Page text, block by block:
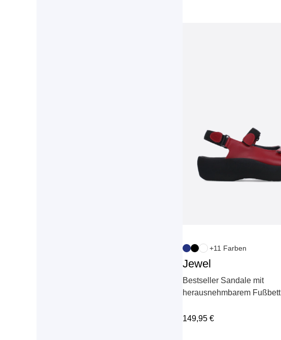
+11 Farben
Jewel
Bestseller Sandale mit
herausnehmbarem Fußbett
149,95 €